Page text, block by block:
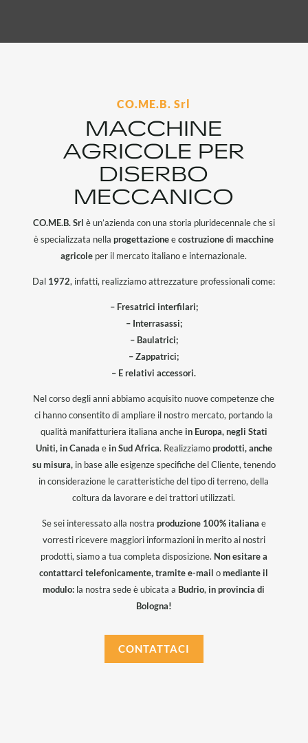
CO.ME.B. Srl
MACCHINE
AGRICOLE PER
DISERBO
MECCANICO
CO.ME.B. Srl è un’azienda con una storia pluridecennale che si
è specializzata nellaprogettazioneecostruzione di macchine
agricole per il mercato italiano e internazionale.
Dal 1972, infatti, realizziamo attrezzature professionali come:
– Fresatrici interfilari;
– Interrasassi;
– Baulatrici;
– Zappatrici;
– E relativi accessori.
Nel corso degli anni abbiamo acquisito nuove competenze che
ci hanno consentito di ampliare il nostro mercato, portando la
qualità manifatturiera italiana anchein Europa, negli Stati
Uniti, in Canada ein Sud Africa. Realizziamoprodotti, anche
su misura, in base alle esigenze specifiche del Cliente, tenendo
in considerazione le caratteristiche del tipo di terreno, della
coltura da lavorare e dei trattori utilizzati.
Se sei interessato alla nostra produzione 100% italiana e
vorresti ricevere maggiori informazioni in merito ai nostri
prodotti, siamo a tua completa disposizione. Non esitare a
contattarci telefonicamente, tramite e-mailomediante il
modulo: la nostra sede è ubicata a Budrio,in provincia di
Bologna!
CONTATTACI